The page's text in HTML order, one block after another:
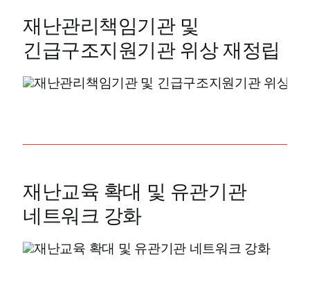
재난관리책임기관 및
긴급구조지원기관 위상 재정립
재난교육 확대 및 유관기관
네트워크 강화